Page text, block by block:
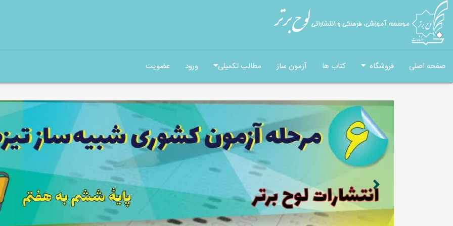
صفحه اصلی فروشگاه کتاب ها آزمون ساز مطالب تکمیلی ورود عضویت